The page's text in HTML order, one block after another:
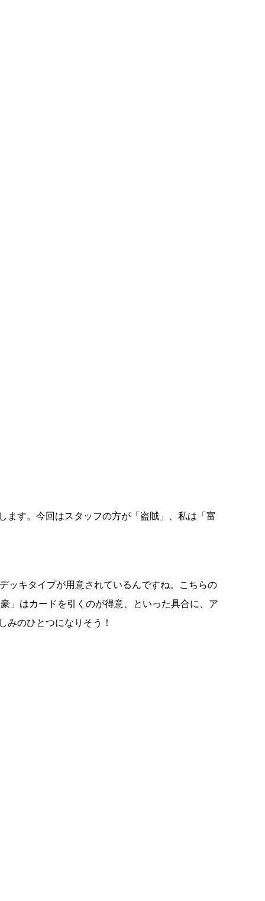
ます。今回はスタッフの方が「盗賊」、私は「富
ッキタイプが用意されているんですね。こちらの
」はカードを引くのが得意、といった具合に、ア
みのひとつになりそう！